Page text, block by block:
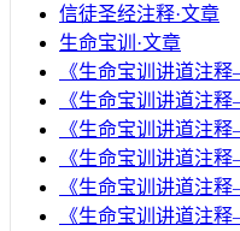
信徒圣经注释·文章
生命宝训·文章
《生命宝训讲道注
《生命宝训讲道注
《生命宝训讲道注
《生命宝训讲道注
《生命宝训讲道注
《生命宝训讲道注